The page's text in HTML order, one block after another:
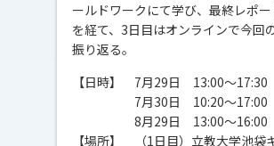
ールドワークにて学び、最終レポ
を経て、3日目はオンラインで今回
振り返る。
【日時】 7月29日 13:00～17:30
7月30日 10:20～17:00
8月29日 13:00～16:00
【場所】 （1日目）立教大学池袋